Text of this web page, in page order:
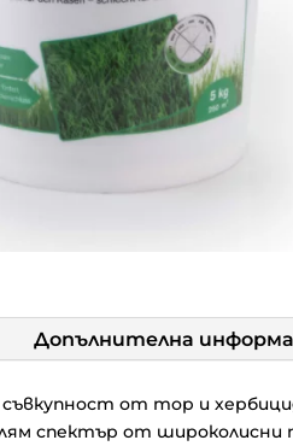
Допълнителна
съвкупност от тор и
спектър от